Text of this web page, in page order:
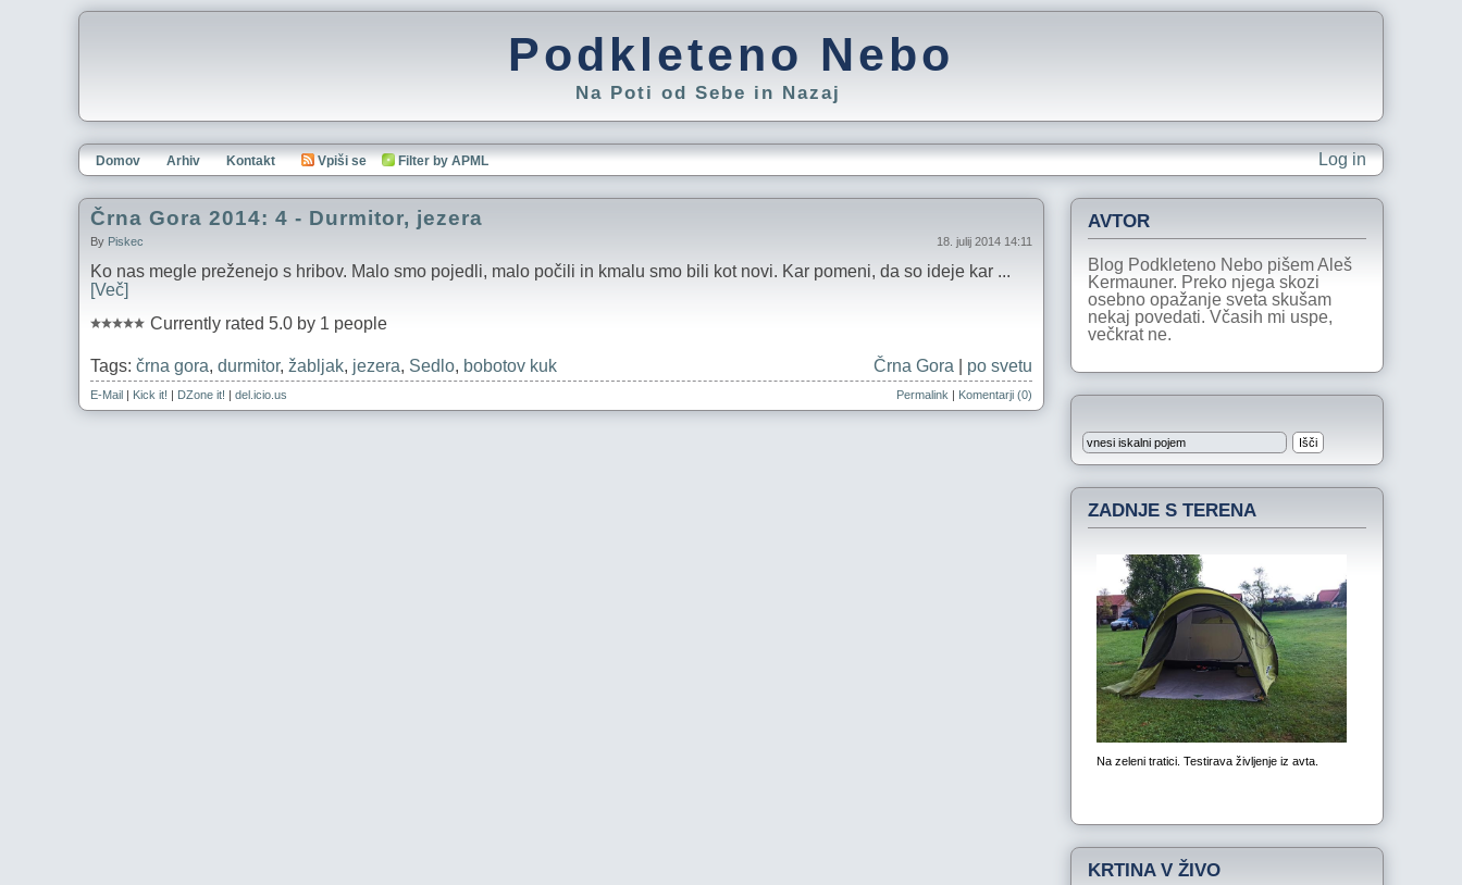
Podkleteno Nebo
Na Poti od Sebe in Nazaj
Log in
Domov Arhiv Kontakt Vpiši se Filter by APML
Črna Gora 2014: 4 - Durmitor, jezera
By Piskec 18. julij 2014 14:11
Ko nas megle preženejo s hribov. Malo smo pojedli, malo počili in kmalu smo bili kot novi. Kar pomeni, da so ideje kar ...
[Več]
Currently rated 5.0 by 1 people
Tags: črna gora, durmitor, žabljak, jezera, Sedlo, bobotov kuk Črna Gora po svetu
E-Mail | Kick it! | DZone it! | del.icio.us Permalink | Komentarji (0)
AVTOR
Blog Podkleteno Nebo pišem Aleš
Kermauner. Preko njega skozi
osebno opažanje sveta skušam
nekaj povedati. Včasih mi uspe,
večkrat ne.
ZADNJE S TERENA
KRTINA V ŽIVO